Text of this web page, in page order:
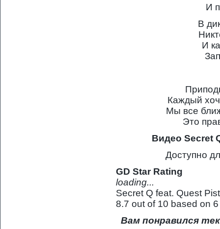
И
В
И
Каждый
Мы все
Это
Видео Secret
Доступно
GD Star Rating
loading...
Secret Q feat. Quest
8.7 out of 10 based on 6
Вам понравился